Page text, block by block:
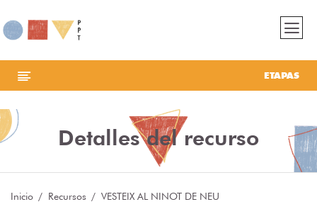
ETAPAS
Detalles del recurso
Inicio Recursos VESTEIX AL NINOT DE NEU